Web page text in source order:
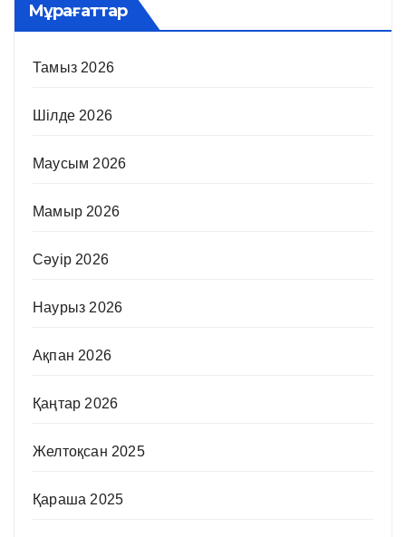
Мұрағаттар
Тамыз 2026
Шілде 2026
Маусым 2026
Мамыр 2026
Сәуір 2026
Наурыз 2026
Ақпан 2026
Қаңтар 2026
Желтоқсан 2025
Қараша 2025